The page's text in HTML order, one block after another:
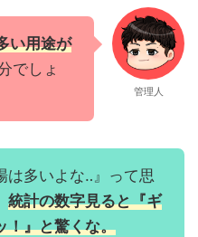
い用途が
でしょ
管理人
は多いよな‥』って思
統計の数字見ると『ギ
！』と驚くな。